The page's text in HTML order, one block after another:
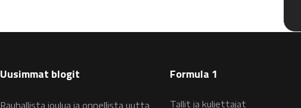
Uusimmat blogit
Rauhallista joulua ja onnellista uutta
Formula 1
Tallit ja kuljettajat